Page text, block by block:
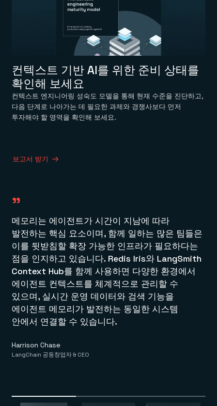
컨텍스트 기반 AI를 위한 준비 상태를
확인해 보세요
컨텍스트 엔지니어링 성숙도 모델을 통해 현재 수준을 진단하고,
다음 단계로 나아가는 데 필요한 과제와 경쟁사보다 먼저
투자해야 할 영역을 확인해 보세요.
보고서 받기
"
메모리는 에이전트가 시간이 지남에 따라
발전하는 핵심 요소이며, 함께 일하는 많은 팀들은
이를 뒷받침할 확장 가능한 인프라가 필요하다는
점을 인지하고 있습니다. Redis Iris와 LangSmith
Context Hub를 함께 사용하면 다양한 환경에서
에이전트 컨텍스트를 체계적으로 관리할 수
있으며, 실시간 운영 데이터와 검색 기능을
에이전트 메모리가 발전하는 동일한 시스템
안에서 연결할 수 있습니다.
Harrison Chase
LangChain 공동창업자 & CEO